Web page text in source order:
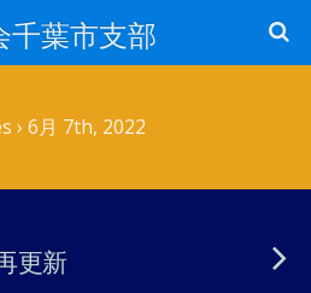
千葉市支部
› 6月 7th, 2022
更新